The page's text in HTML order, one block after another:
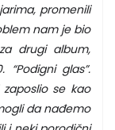
promenili
nam je bio
drugi album,
glas”.
se kao
da nađemo